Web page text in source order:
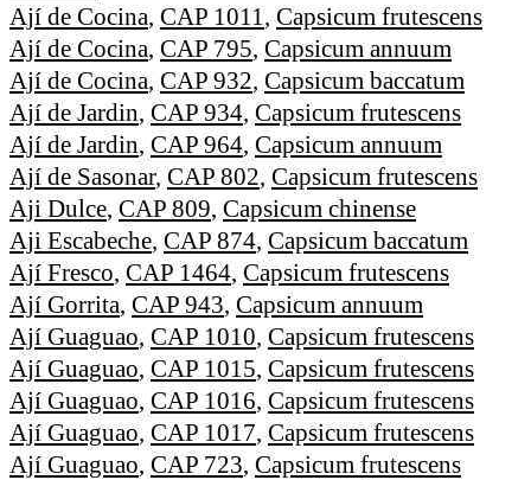
Ají de Cocina, CAP 1011, Capsicum frutescens
Ají de Cocina, CAP 795, Capsicum annuum
Ají de Cocina, CAP 932, Capsicum baccatum
Ají de Jardin, CAP 934, Capsicum frutescens
Ají de Jardin, CAP 964, Capsicum annuum
Ají de Sasonar, CAP 802, Capsicum frutescens
Aji Dulce, CAP 809, Capsicum chinense
Aji Escabeche, CAP 874, Capsicum baccatum
Ají Fresco, CAP 1464, Capsicum frutescens
Ají Gorrita, CAP 943, Capsicum annuum
Ají Guaguao, CAP 1010, Capsicum frutescens
Ají Guaguao, CAP 1015, Capsicum frutescens
Ají Guaguao, CAP 1016, Capsicum frutescens
Ají Guaguao, CAP 1017, Capsicum frutescens
Ají Guaguao, CAP 723, Capsicum frutescens